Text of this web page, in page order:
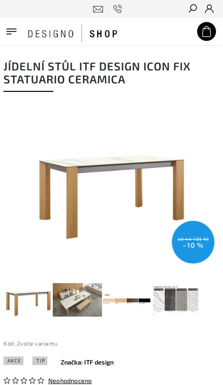
Hledat
JÍDELNÍ STŮL ITF DESIGN ICON FIX
STATUARIO CERAMICA
od 44 105 Kč
–10 %
Kód: Zvolte variantu
AKCE TIP
Neohodnoceno
Značka: ITF design